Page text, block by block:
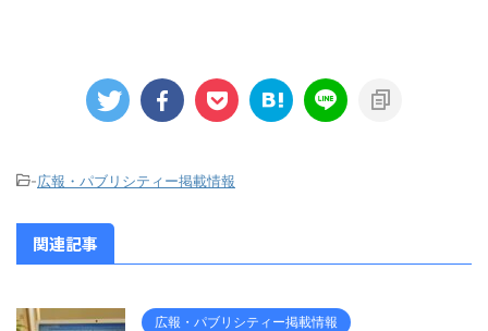
-広報・パブリシティー掲載情報
関連記事
広報・パブリシティー掲載情報